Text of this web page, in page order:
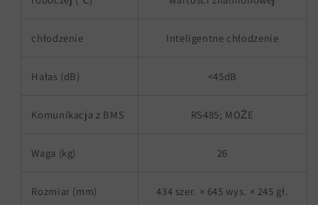
chłodzenie Inteligentne chłodzenie
Hałas (dB) <45dB
Komunikacja z BMS RS485; MOŻE
Waga (kg) 26
Rozmiar (mm) 434 szer. × 645 wys. × 245 gł.